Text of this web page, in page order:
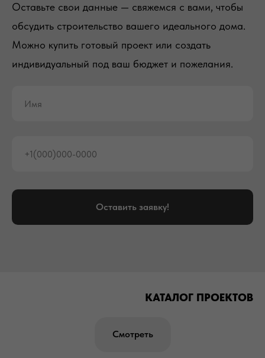
Оставьте свои данные — свяжемся с вами, чтобы
обсудить строительство вашего идеального дома.
Можно купить готовый проект или создать
индивидуальный под ваш бюджет и пожелания.
Оставить заявку!
КАТАЛОГ ПРОЕКТОВ
Смотреть